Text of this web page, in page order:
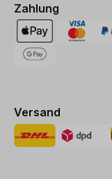
Zahlung
Versand